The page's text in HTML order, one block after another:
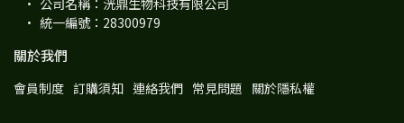
公司名稱：洸鼎生物科技有限公司
統一編號：28300979
關於我們
會員制度 訂購須知 連絡我們 常見問題 關於隱私權